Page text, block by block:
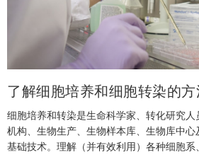
了解细胞培养和细胞转染的
细胞培养和转染是生命科学家、转化研究
机构、生物生产、生物样本库、生物库中
基础技术。理解（并有效利用）各种细胞